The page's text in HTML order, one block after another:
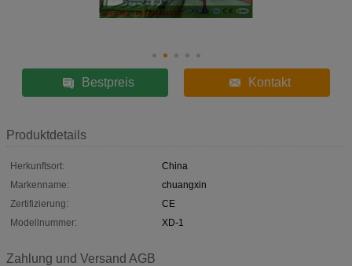
Bestpreis Kontakt
Produktdetails
Herkunftsort:
China
Markenname:
chuangxin
Zertifizierung:
CE
Modellnummer:
XD-1
Zahlung und Versand AGB